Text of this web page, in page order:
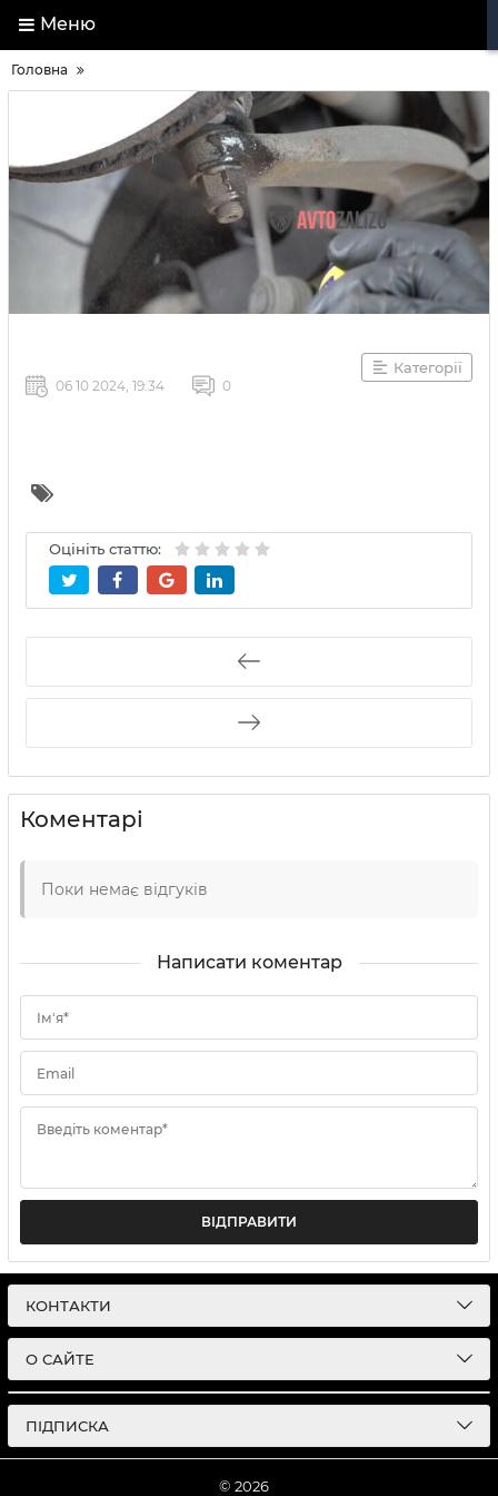
Меню
Головна
Категорії
06 10 2024, 19:34 0
Оцініть статтю:
Коментарі
Поки немає відгуків
Написати коментар
Ім'я*
Email
Введіть коментар*
ВІДПРАВИТИ
КОНТАКТИ
О САЙТЕ
ПІДПИСКА
© 2026